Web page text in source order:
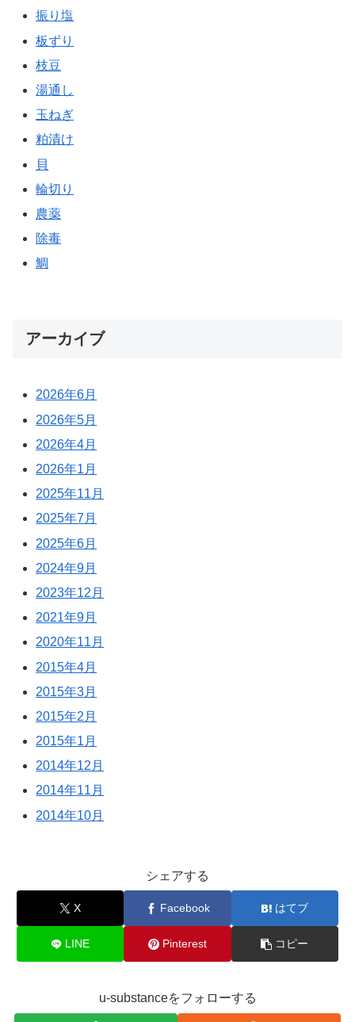
振り塩
板ずり
枝豆
湯通し
玉ねぎ
粕漬け
貝
輪切り
農薬
除毒
鯛
アーカイブ
2026年6月
2026年5月
2026年4月
2026年1月
2025年11月
2025年7月
2025年6月
2024年9月
2023年12月
2021年9月
2020年11月
2015年4月
2015年3月
2015年2月
2015年1月
2014年12月
2014年11月
2014年10月
シェアする
X Facebook はてブ
LINE Pinterest コピー
u-substanceをフォローする